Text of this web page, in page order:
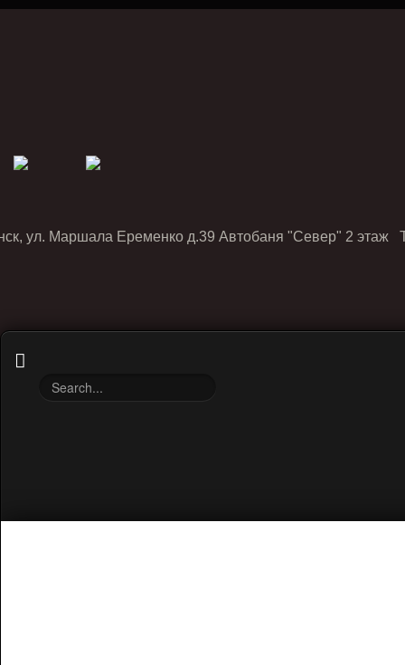
ул. Маршала Еременко д.39 Автобаня "Север" 2 этаж